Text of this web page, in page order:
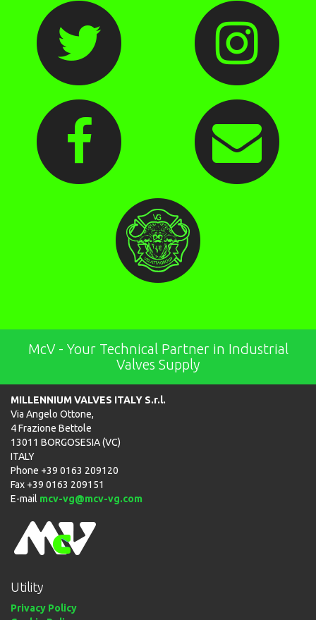
McV - Your Technical Partner in Industrial
Valves Supply
MILLENNIUM VALVES ITALY S.r.l.
Via Angelo Ottone,
4 Frazione Bettole
13011 BORGOSESIA (VC)
ITALY
Phone +39 0163 209120
Fax +39 0163 209151
E-mail mcv-vg@mcv-vg.com
Utility
Privacy Policy